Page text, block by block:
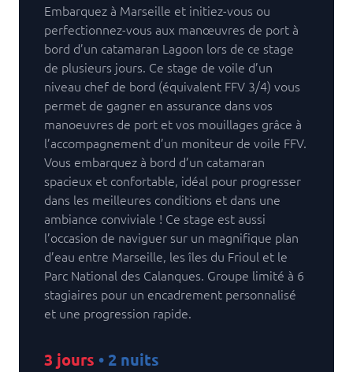
Embarquez à Marseille et initiez-vous ou
perfectionnez-vous aux manœuvres de port à
bord d’un catamaran Lagoon lors de ce stage
de plusieurs jours. Ce stage de voile d’un
niveau chef de bord (équivalent FFV 3/4) vous
permet de gagner en assurance dans vos
manoeuvres de port et vos mouillages grâce à
l’accompagnement d’un moniteur de voile FFV.
Vous embarquez à bord d’un catamaran
spacieux et confortable, idéal pour progresser
dans les meilleures conditions et dans une
ambiance conviviale ! Ce stage est aussi
l’occasion de naviguer sur un magnifique plan
d’eau entre Marseille, les îles du Frioul et le
Parc National des Calanques. Groupe limité à 6
stagiaires pour un encadrement personnalisé
et une progression rapide.
3 jours • 2 nuits